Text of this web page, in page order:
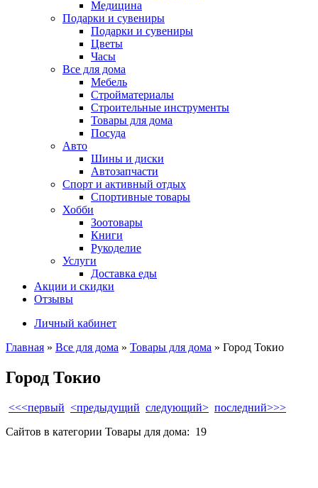
Медицина
Подарки и сувениры
Подарки и сувениры
Цветы
Часы
Все для дома
Мебель
Стройматериалы
Строительные инструменты
Товары для дома
Посуда
Авто
Шины и диски
Автозапчасти
Спорт и активный отдых
Спортивные товары
Хобби
Зоотовары
Книги
Рукоделие
Услуги
Доставка еды
Акции и скидки
Отзывы
Личный кабинет
Главная » Все для дома » Товары для дома » Город Токио
Город Токио
<<<первый <предыдущий следующий> последний>>>
Сайтов в категории Товары для дома: 19